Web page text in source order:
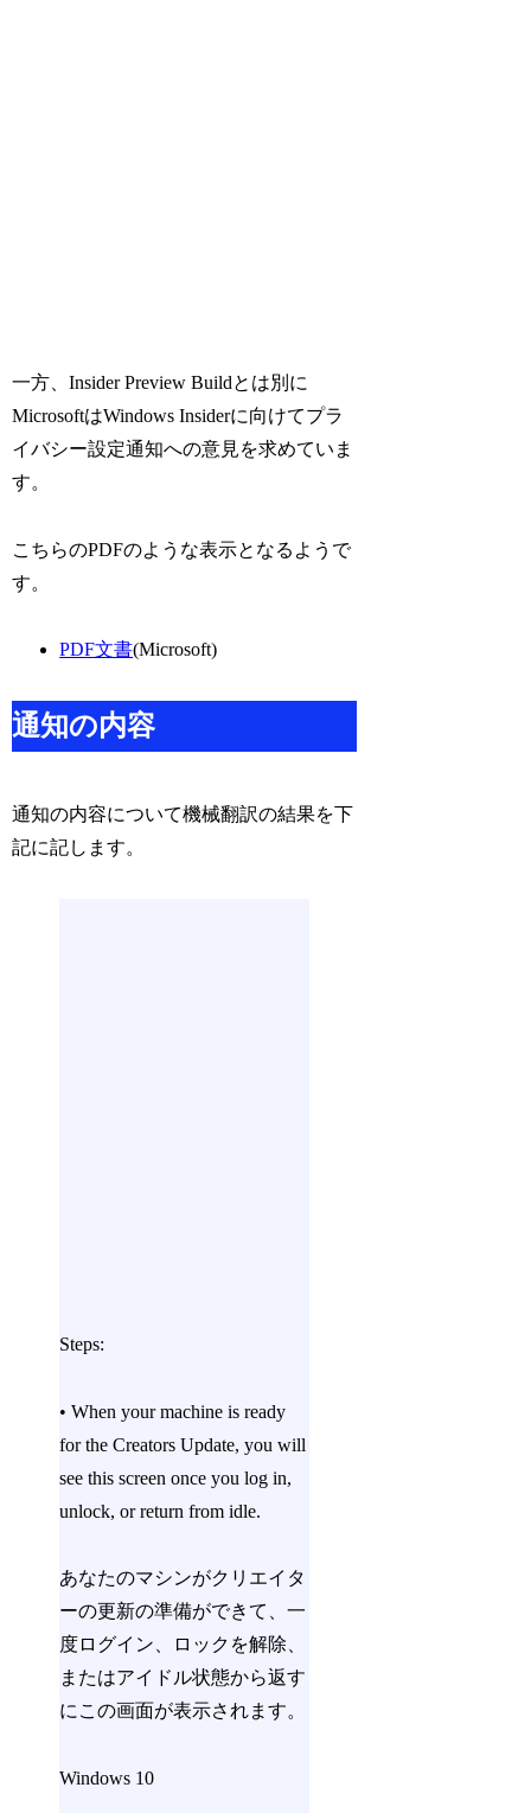
一方、Insider Preview Buildとは別に
MicrosoftはWindows Insiderに向けてプラ
イバシー設定通知への意見を求めていま
す。
こちらのPDFのような表示となるようで
す。
PDF文書(Microsoft)
通知の内容
通知の内容について機械翻訳の結果を下
記に記します。
Steps:
• When your machine is ready
for the Creators Update, you will
see this screen once you log in,
unlock, or return from idle.
あなたのマシンがクリエイタ
ーの更新の準備ができて、一
度ログイン、ロックを解除、
またはアイドル状態から返す
にこの画面が表示されます。
Windows 10